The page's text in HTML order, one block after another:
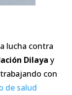
lucha contra
Dilaya y
con
de salud